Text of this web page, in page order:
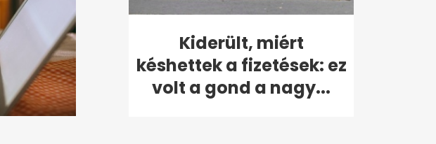
Kiderült, miért
késhettek a fizetések: ez
volt a gond a nagy...